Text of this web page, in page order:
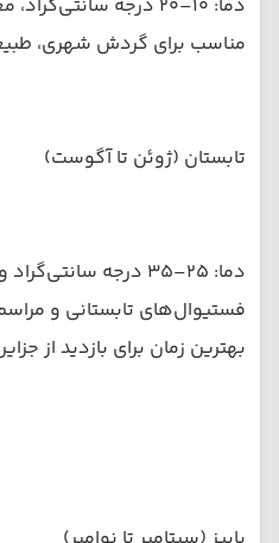
دما: ۱۰–۲۰ درجه سانتی‌گراد، معتدل و دلپذیر
مناسب برای گردش شهری،
تابستان (ژوئن تا آگوست)
دما: ۲۵–۳۵ درجه سانتی‌گراد و مرطوب
فستیوال‌های تابستانی و
بهترین زمان برای بازدید از